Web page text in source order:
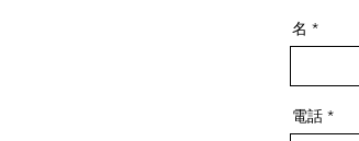
名
電話